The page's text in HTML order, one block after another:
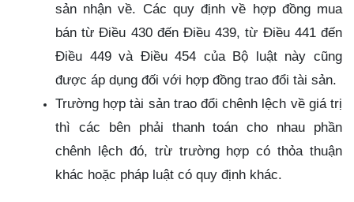
sản nhận về. Các quy định về hợp đồng mua
bán từ Điều 430 đến Điều 439, từ Điều 441 đến
Điều 449 và Điều 454 của Bộ luật này cũng
được áp dụng đối với hợp đồng trao đổi tài sản.
Trường hợp tài sản trao đổi chênh lệch về giá trị
thì các bên phải thanh toán cho nhau phần
chênh lệch đó, trừ trường hợp có thỏa thuận
khác hoặc pháp luật có quy định khác.